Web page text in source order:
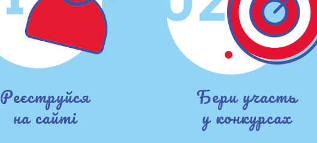
Реєструйся
на сайті
Бери участь
у конкурсах